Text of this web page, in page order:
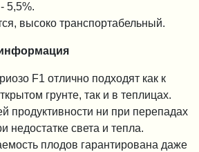
5,5%.
высоко транспортабельный.
F1 отлично подходят как к
грунте, так и в теплицах.
продуктивности ни при перепадах
недостатке света и тепла.
плодов гарантирована даже